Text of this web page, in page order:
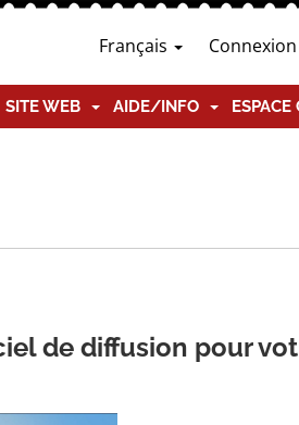
Français Connexion
SITE WEB AIDE/INFO ESPACE
de diffusion pour